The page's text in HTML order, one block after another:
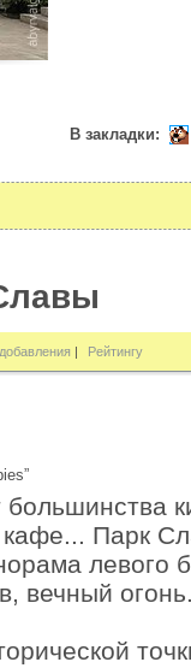
В закладки:
| Рейтингу
Парк
левого
вечный